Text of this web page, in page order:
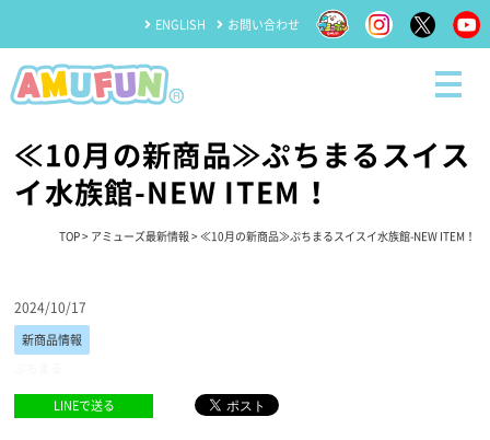
ENGLISH お問い合わせ
≪10月の新商品≫ぷちまるスイス
イ水族館-NEW ITEM！
TOP> アミューズ最新情報> ≪10月の新商品≫ぷちまるスイスイ水族館-NEW ITEM！
2024/10/17
新商品情報
LINEで送る